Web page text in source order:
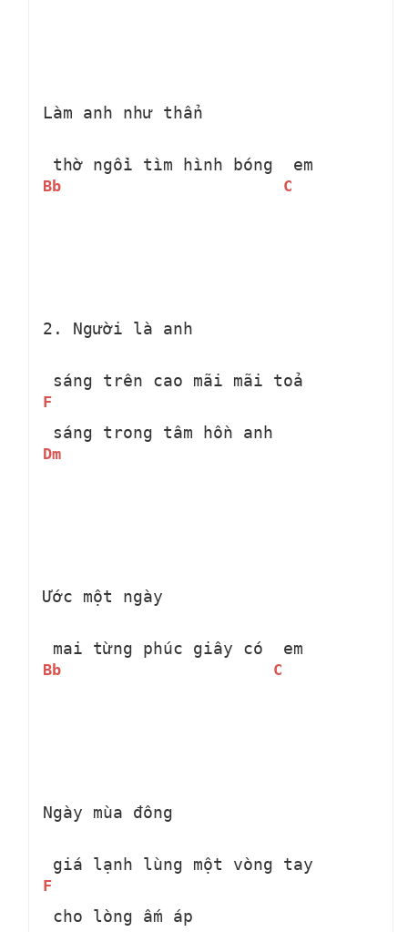
Làm anh như thẩn
Bb
thờ ngồi tìm hình bóng
C
em
2. Người là anh
F
sáng trên cao mãi mãi toả
Dm
sáng trong tâm hồn anh
Ước một ngày
Bb
mai từng phúc giây có
C
em
Ngày mùa đông
F
giá lạnh lùng một vòng tay
cho lòng ấm áp